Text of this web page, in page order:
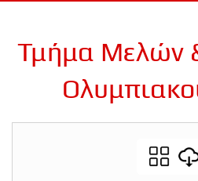
Τμήμα Μελών